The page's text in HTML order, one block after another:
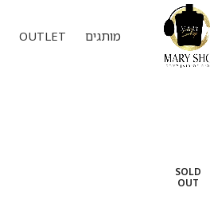
מותגים OUTLET
SOLD
OUT